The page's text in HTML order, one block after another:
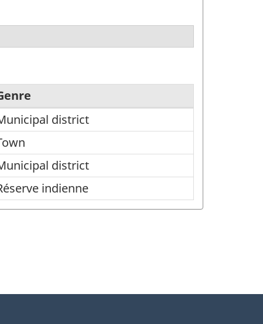
district
district
indienne